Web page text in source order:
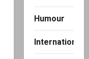
Humour
International